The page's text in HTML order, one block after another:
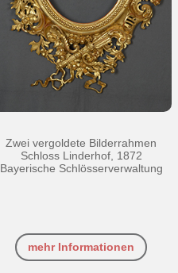
Zwei vergoldete Bilderrahmen
Schloss Linderhof, 1872
Bayerische Schlösserverwaltung
mehr Informationen